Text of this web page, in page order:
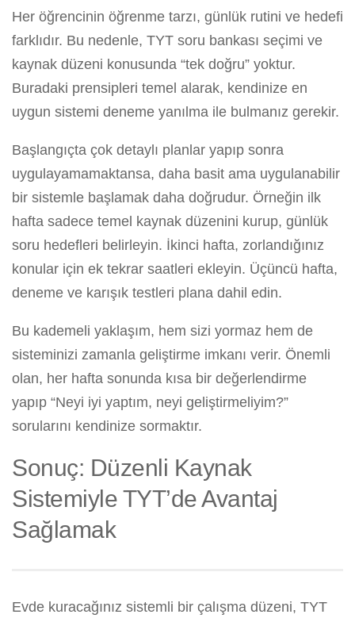
Her öğrencinin öğrenme tarzı, günlük rutini ve hedefi
farklıdır. Bu nedenle, TYT soru bankası seçimi ve
kaynak düzeni konusunda “tek doğru” yoktur.
Buradaki prensipleri temel alarak, kendinize en
uygun sistemi deneme yanılma ile bulmanız gerekir.
Başlangıçta çok detaylı planlar yapıp sonra
uygulayamamaktansa, daha basit ama uygulanabilir
bir sistemle başlamak daha doğrudur. Örneğin ilk
hafta sadece temel kaynak düzenini kurup, günlük
soru hedefleri belirleyin. İkinci hafta, zorlandığınız
konular için ek tekrar saatleri ekleyin. Üçüncü hafta,
deneme ve karışık testleri plana dahil edin.
Bu kademeli yaklaşım, hem sizi yormaz hem de
sisteminizi zamanla geliştirme imkanı verir. Önemli
olan, her hafta sonunda kısa bir değerlendirme
yapıp “Neyi iyi yaptım, neyi geliştirmeliyim?”
sorularını kendinize sormaktır.
Sonuç: Düzenli Kaynak
Sistemiyle TYT’de Avantaj
Sağlamak
Evde kuracağınız sistemli bir çalışma düzeni, TYT